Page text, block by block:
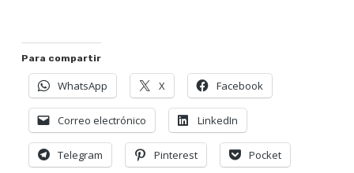
Para compartir
WhatsApp X Facebook
Correo electrónico LinkedIn
Telegram Pinterest Pocket